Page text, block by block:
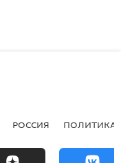
РОССИЯ ПОЛИТИКА